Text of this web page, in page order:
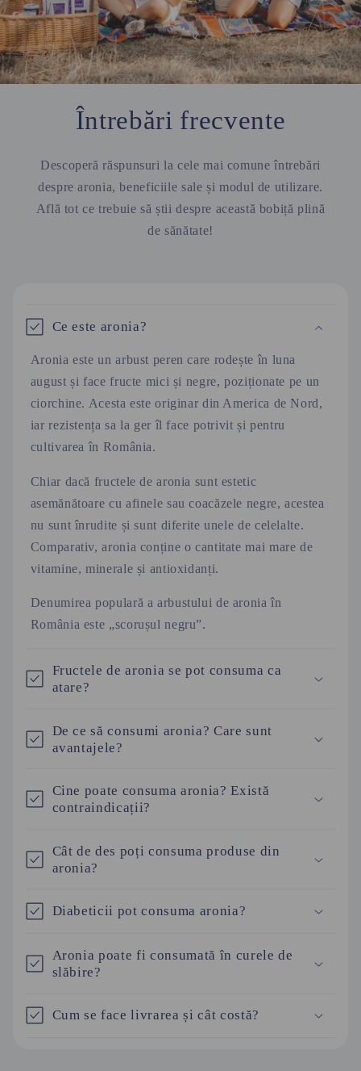
Întrebări frecvente
Descoperă răspunsuri la cele mai comune întrebări
despre aronia, beneficiile sale și modul de utilizare.
Află tot ce trebuie să știi despre această bobiță plină
de sănătate!
o
n
n
u
c
a
e
p
a
f
e
t
r
n
Ce este aronia?
Aronia este un arbust peren care rodește în luna
august și face fructe mici și negre, poziționate pe un
ciorchine. Acesta este originar din America de Nord,
iar rezistența sa la ger îl face potrivit și pentru
cultivarea în România.
Chiar dacă fructele de aronia sunt estetic
asemănătoare cu afinele sau coacăzele negre, acestea
nu sunt înrudite și sunt diferite unele de celelalte.
Comparativ, aronia conține o cantitate mai mare de
vitamine, minerale și antioxidanți.
Denumirea populară a arbustului de aronia în
România este „scorușul negru”.
Fructele de aronia se pot consuma ca
atare?
De ce să consumi aronia? Care sunt
avantajele?
Cine poate consuma aronia? Există
contraindicații?
Cât de des poți consuma produse din
aronia?
Diabeticii pot consuma aronia?
Aronia poate fi consumată în curele de
slăbire?
Cum se face livrarea și cât costă?